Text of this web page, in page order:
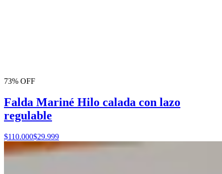
73% OFF
Falda Mariné Hilo calada con lazo
regulable
$110.000$29.999